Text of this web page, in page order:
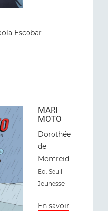
Escobar
MARI
MOTO
Dorothée
de
Monfreid
Ed. Seuil
Jeunesse
En savoir